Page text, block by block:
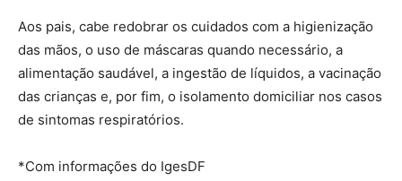
Aos pais, cabe redobrar os cuidados com a higienização
das mãos, o uso de máscaras quando necessário, a
alimentação saudável, a ingestão de líquidos, a vacinação
das crianças e, por fim, o isolamento domiciliar nos casos
de sintomas respiratórios.
*Com informações do IgesDF